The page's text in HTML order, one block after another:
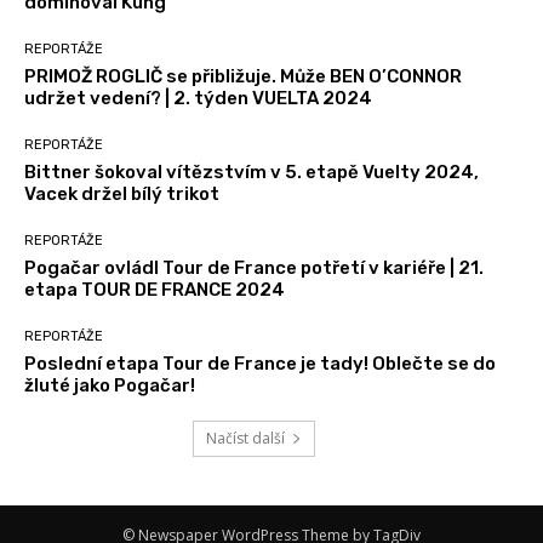
REPORTÁŽE
PRIMOŽ ROGLIČ se přibližuje. Může BEN O’CONNOR
udržet vedení? | 2. týden VUELTA 2024
REPORTÁŽE
Bittner šokoval vítězstvím v 5. etapě Vuelty 2024,
Vacek držel bílý trikot
REPORTÁŽE
Pogačar ovládl Tour de France potřetí v kariéře | 21.
etapa TOUR DE FRANCE 2024
REPORTÁŽE
Poslední etapa Tour de France je tady! Oblečte se do
žluté jako Pogačar!
Načíst další
© Newspaper WordPress Theme by TagDiv